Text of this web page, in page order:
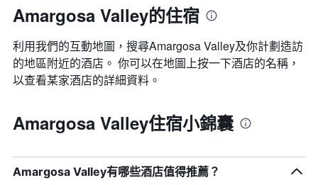
格
Amargosa Valley的住宿
利用我們的互動地圖，搜尋Amargosa Valley​及你計劃造訪
的地區附近的酒店。 你可以在地圖上按一下酒店的名稱，
以查看某家酒店的詳細資料。
Amargosa Valley住宿小錦囊
Amargosa Valley有哪些酒店值得推薦？